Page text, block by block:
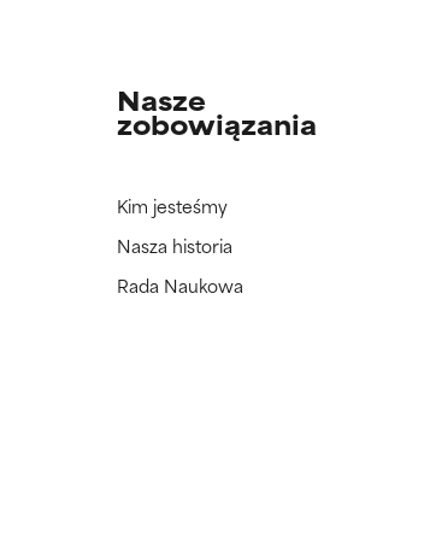
Nasze
zobowiązania
Kim jesteśmy
Nasza historia
Rada Naukowa